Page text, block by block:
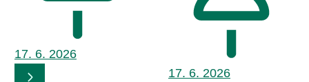
17. 6. 2026
17. 6. 2026